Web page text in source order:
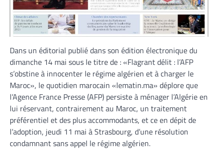
Dans un éditorial publié dans son édition électronique du
dimanche 14 mai sous le titre de : «Flagrant délit : l’AFP
s’obstine à innocenter le régime algérien et à charger le
Maroc», le quotidien marocain «lematin.ma» déplore que
l’Agence France Presse (AFP) persiste à ménager l’Algérie en
lui réservant, contrairement au Maroc, un traitement
préférentiel et des plus accommodants, et ce en dépit de
l’adoption, jeudi 11 mai à Strasbourg, d’une résolution
condamnant sans appel le régime algérien.